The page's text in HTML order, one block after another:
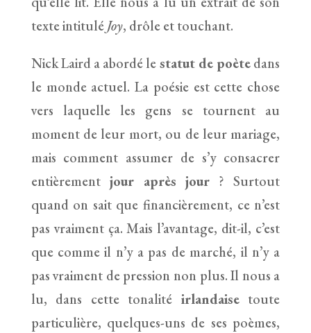
texte intituléJoy, drôle et touchant.
Nick Laird a abordé lestatut de poètedans
le monde actuel. La poésie est cette chose
vers laquelle les gens se tournent au
moment de leur mort, ou de leur mariage,
mais comment assumer de s’y consacrer
entièrement jour après jour ? Surtout
quand on sait que financièrement, ce n’est
pas vraiment ça. Mais l’avantage, dit-il, c’est
que comme il n’y a pas de marché, il n’y a
pas vraiment de pression non plus. Il nous a
lu, dans cette tonalité irlandaisetoute
particulière, quelques-uns de ses poèmes,